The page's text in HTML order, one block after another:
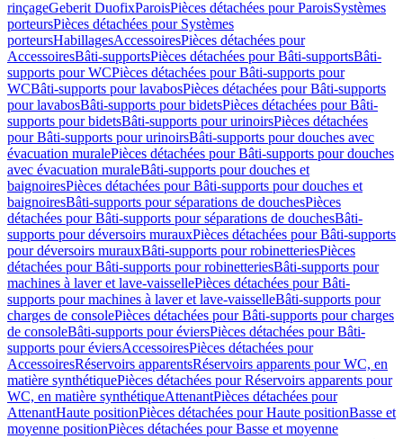
rinçageGeberit DuofixParoisPièces détachées pour ParoisSystèmes
porteursPièces détachées pour Systèmes
porteursHabillagesAccessoiresPièces détachées pour
AccessoiresBâti-supportsPièces détachées pour Bâti-supportsBâti-
supports pour WCPièces détachées pour Bâti-supports pour
WCBâti-supports pour lavabosPièces détachées pour Bâti-supports
pour lavabosBâti-supports pour bidetsPièces détachées pour Bâti-
supports pour bidetsBâti-supports pour urinoirsPièces détachées
pour Bâti-supports pour urinoirsBâti-supports pour douches avec
évacuation muralePièces détachées pour Bâti-supports pour douches
avec évacuation muraleBâti-supports pour douches et
baignoiresPièces détachées pour Bâti-supports pour douches et
baignoiresBâti-supports pour séparations de douchesPièces
détachées pour Bâti-supports pour séparations de douchesBâti-
supports pour déversoirs murauxPièces détachées pour Bâti-supports
pour déversoirs murauxBâti-supports pour robinetteriesPièces
détachées pour Bâti-supports pour robinetteriesBâti-supports pour
machines à laver et lave-vaissellePièces détachées pour Bâti-
supports pour machines à laver et lave-vaisselleBâti-supports pour
charges de consolePièces détachées pour Bâti-supports pour charges
de consoleBâti-supports pour éviersPièces détachées pour Bâti-
supports pour éviersAccessoiresPièces détachées pour
AccessoiresRéservoirs apparentsRéservoirs apparents pour WC, en
matière synthétiquePièces détachées pour Réservoirs apparents pour
WC, en matière synthétiqueAttenantPièces détachées pour
AttenantHaute positionPièces détachées pour Haute positionBasse et
moyenne positionPièces détachées pour Basse et moyenne